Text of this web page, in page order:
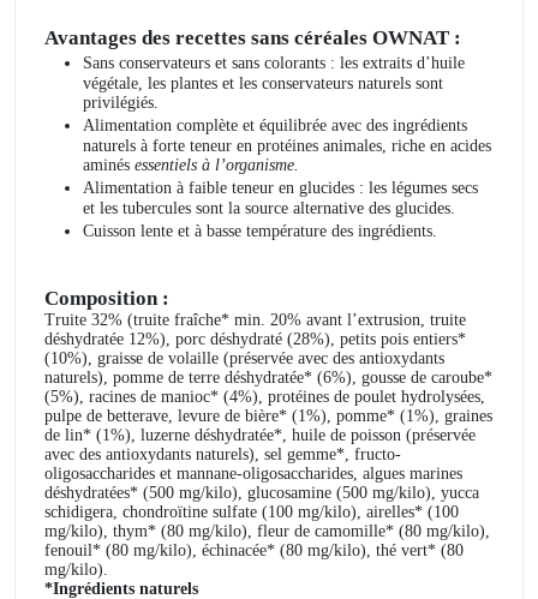
Avantages des recettes sans céréales OWNAT :
Sans conservateurs et sans colorants : les extraits d’huile
végétale, les plantes et les conservateurs naturels sont
privilégiés.
Alimentation complète et équilibrée avec des ingrédients
naturels à forte teneur en protéines animales, riche en acides
aminés essentiels à l’organisme.
Alimentation à faible teneur en glucides : les légumes secs
et les tubercules sont la source alternative des glucides.
Cuisson lente et à basse température des ingrédients.
Composition :
Truite 32% (truite fraîche* min. 20% avant l’extrusion, truite
déshydratée 12%), porc déshydraté (28%), petits pois entiers*
(10%), graisse de volaille (préservée avec des antioxydants
naturels), pomme de terre déshydratée* (6%), gousse de caroube*
(5%), racines de manioc* (4%), protéines de poulet hydrolysées,
pulpe de betterave, levure de bière* (1%), pomme* (1%), graines
de lin* (1%), luzerne déshydratée*, huile de poisson (préservée
avec des antioxydants naturels), sel gemme*, fructo-
oligosaccharides et mannane-oligosaccharides, algues marines
déshydratées* (500 mg/kilo), glucosamine (500 mg/kilo), yucca
schidigera, chondroïtine sulfate (100 mg/kilo), airelles* (100
mg/kilo), thym* (80 mg/kilo), fleur de camomille* (80 mg/kilo),
fenouil* (80 mg/kilo), échinacée* (80 mg/kilo), thé vert* (80
mg/kilo).
*Ingrédients naturels